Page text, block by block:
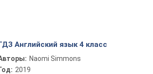
Английский язык 4 класс
Naomi Simmons
Год: 2019